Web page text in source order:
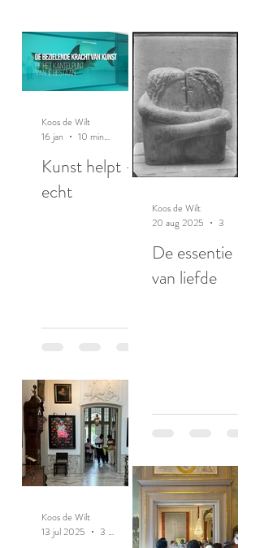
Kunst helpt -
echt
Koos de Wilt
16 jan
10 minuten om te lezen
De essentie
van liefde
Koos de Wilt
20 aug 2025
Koos de Wilt
13 jul 2025
3 minuten om te lezen